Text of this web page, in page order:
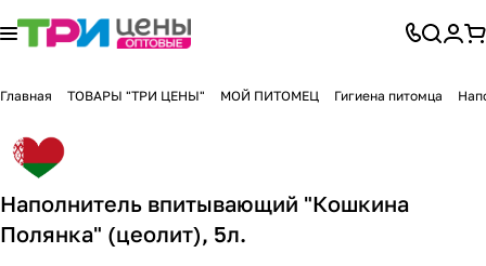
Главная ТОВАРЫ "ТРИ ЦЕНЫ" МОЙ ПИТОМЕЦ Гигиена питомца
Наполнитель впитывающий "Кошкина
Полянка" (цеолит), 5л.